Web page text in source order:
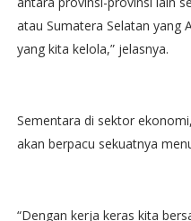
atau Sumatera Selatan yang
yang kita kelola,” jelasnya.
Sementara di sektor
akan berpacu sekuatnya
“Dengan kerja keras kita